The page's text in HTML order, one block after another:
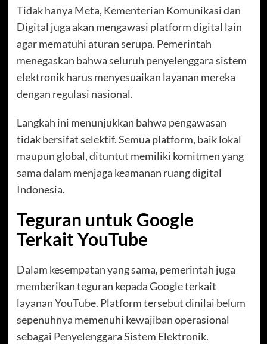
Tidak hanya Meta, Kementerian Komunikasi dan
Digital juga akan mengawasi platform digital lain
agar mematuhi aturan serupa. Pemerintah
menegaskan bahwa seluruh penyelenggara sistem
elektronik harus menyesuaikan layanan mereka
dengan regulasi nasional.
Langkah ini menunjukkan bahwa pengawasan
tidak bersifat selektif. Semua platform, baik lokal
maupun global, dituntut memiliki komitmen yang
sama dalam menjaga keamanan ruang digital
Indonesia.
Teguran untuk Google
Terkait YouTube
Dalam kesempatan yang sama, pemerintah juga
memberikan teguran kepada Google terkait
layanan YouTube. Platform tersebut dinilai belum
sepenuhnya memenuhi kewajiban operasional
sebagai Penyelenggara Sistem Elektronik.